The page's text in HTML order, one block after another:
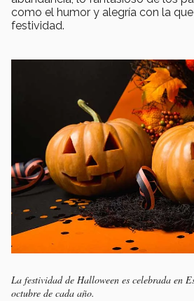
como el humor y alegría con la
festividad.
La festividad de Halloween es celebrada en
octubre de cada año.